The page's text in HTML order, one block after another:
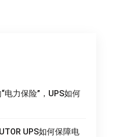
电力保险”，UPS如何
UPS如何保障电